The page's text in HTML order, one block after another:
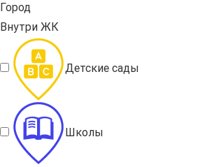
Город
Внутри ЖК
Детские сады
Школы